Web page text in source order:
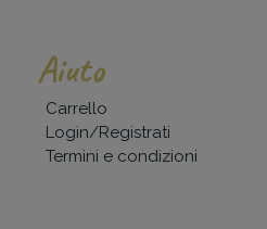
Aiuto
Carrello
Login/Registrati
Termini e condizioni